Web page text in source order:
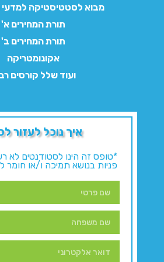
מבוא לסטטיסטיקה
תורת המחירים א'
תורת המחירים ב'
אקונומטריקה
ועוד שלל קורסים
איך נוכל לעזור
*טופס זה הינו לסטודנטים לא
פניות בנושא תמיכה ו/או חומר